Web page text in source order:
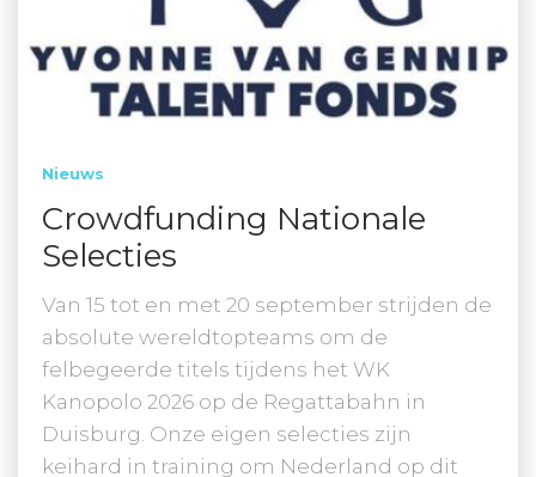
Nieuws
Crowdfunding Nationale
Selecties
Van 15 tot en met 20 september strijden de
absolute wereldtopteams om de
felbegeerde titels tijdens het WK
Kanopolo 2026 op de Regattabahn in
Duisburg. Onze eigen selecties zijn
keihard in training om Nederland op dit